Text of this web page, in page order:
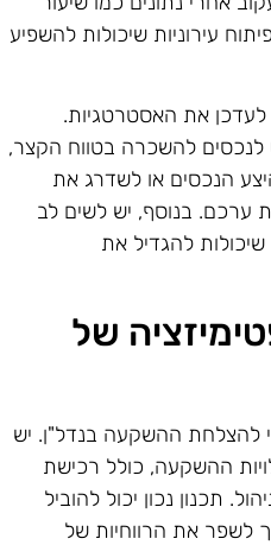
עירוניות שיכולות להשפיע
את האסטרטגיות.
לנכסים להשכרה בטווח הקצר,
הנכסים או לשדרג את
ערכם. בנוסף, יש לשים לב
להגדיל את
של
להצלחת ההשקעה בנדל"ן. יש
ההשקעה, כולל רכישת
תכנון נכון יכול להוביל
לשפר את הרווחיות של